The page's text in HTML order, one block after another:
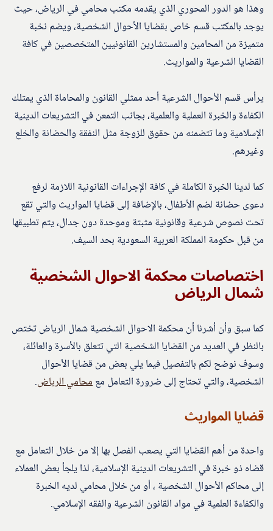
وهذا هو الدور المحوري الذي يقدمه مكتب محامي في الرياض، حيث
يوجد بالمكتب قسم خاص بقضايا الأحوال الشخصية، ويضم نخبة
متميزة من المحامين والمستشارين القانونيين المتخصصين في كافة
القضايا الشرعية والمواريث.
يرأس قسم الأحوال الشرعية أحد ممثلي القانون والمحاماة الذي يمتلك
الكفاءة والخبرة العملية والعلمية، بجانب التمعن في التشريعات الدينية
الإسلامية وما تتضمنه من حقوق للزوجة مثل النفقة والحضانة والخلع
وغيرهم.
كما لدينا الخبرة الكاملة في كافة الإجراءات القانونية اللازمة لرفع
دعوى حضانة لضم الأطفال، بالإضافة إلى قضايا المواريث والتي تقع
تحت نصوص شرعية وقانونية مثبتة وموحدة دون جدال، يتم تطبيقها
من قبل حكومة المملكة العربية السعودية بحد السيف.
اختصاصات محكمة الاحوال الشخصية
شمال الرياض
كما سبق وأن أشرنا أن محكمة الاحوال الشخصية شمال الرياض تختص
بالنظر في العديد من القضايا الشخصية التي تتعلق بالأسرة والعائلة،
وسوف نوضح لكم بالتفصيل فيما يلي بعض من قضايا الأحوال
الشخصية، والتي تحتاج إلى ضرورة التعامل معمحامي الرياض.
قضايا المواريث
واحدة من أهم القضايا التي يصعب الفصل بها إلا من خلال التعامل مع
قضاه ذو خبرة في التشريعات الدينية الإسلامية، لذا يلجأ بعض العملاء
إلى محاكم الأحوال الشخصية ، أو من خلال محامي لديه الخبرة
والكفاءة العلمية في مواد القانون الشرعية والفقه الإسلامي.